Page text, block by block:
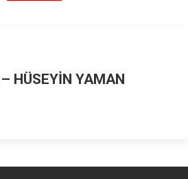
HÜSEYİN YAMAN